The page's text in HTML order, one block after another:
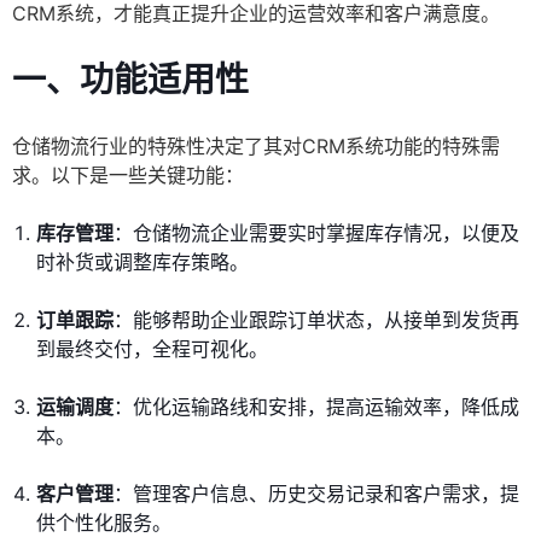
CRM系统，才能真正提升企业的运营效率和客户满意度。
一、功能适用性
仓储物流行业的特殊性决定了其对CRM系统功能的特殊需
求。以下是一些关键功能：
库存管理：仓储物流企业需要实时掌握库存情况，以便及
时补货或调整库存策略。
订单跟踪：能够帮助企业跟踪订单状态，从接单到发货再
到最终交付，全程可视化。
运输调度：优化运输路线和安排，提高运输效率，降低成
本。
客户管理：管理客户信息、历史交易记录和客户需求，提
供个性化服务。